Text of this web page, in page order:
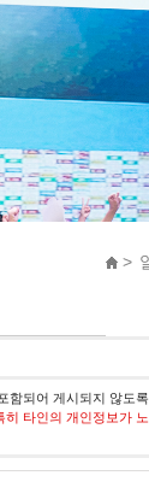
>
되어 게시되지 않도
타인의 개인정보가